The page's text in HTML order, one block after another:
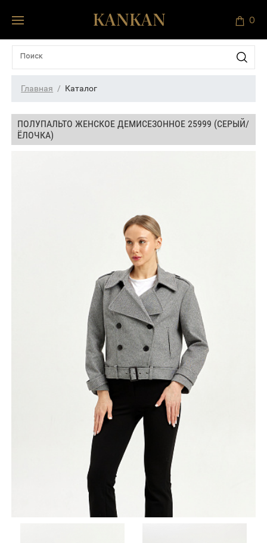
0
Главная Каталог
ПОЛУПАЛЬТО ЖЕНСКОЕ ДЕМИСЕЗОННОЕ 25999 (СЕРЫЙ/
ЁЛОЧКА)